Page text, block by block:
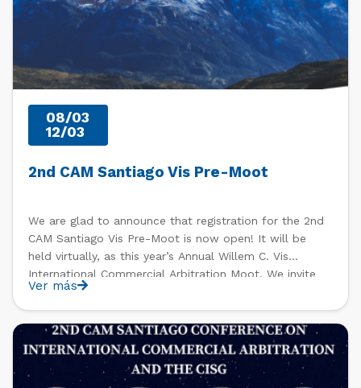
08/03
12/03
2nd CAM Santiago Vis Pre-Moot
We are glad to announce that registration for the 2nd
CAM Santiago Vis Pre-Moot is now open! It will be
held virtually, as this year’s Annual Willem C. Vis
International Commercial Arbitration Moot. We invite
the teams who would like to participate to submit
their expression of interest to camsantiago@ccs.cl […]
Ver más
PAST EVENTS